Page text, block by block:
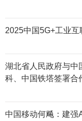
2025中国5G+工业互
湖北省人民政府与中
科、中国铁塔签署合
中国移动何飚：建强